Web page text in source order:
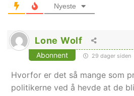
Nyeste
Lone Wolf
Abonnent 29 dager siden
Hvorfor er det så mange som
politikerne ved å hevde at de